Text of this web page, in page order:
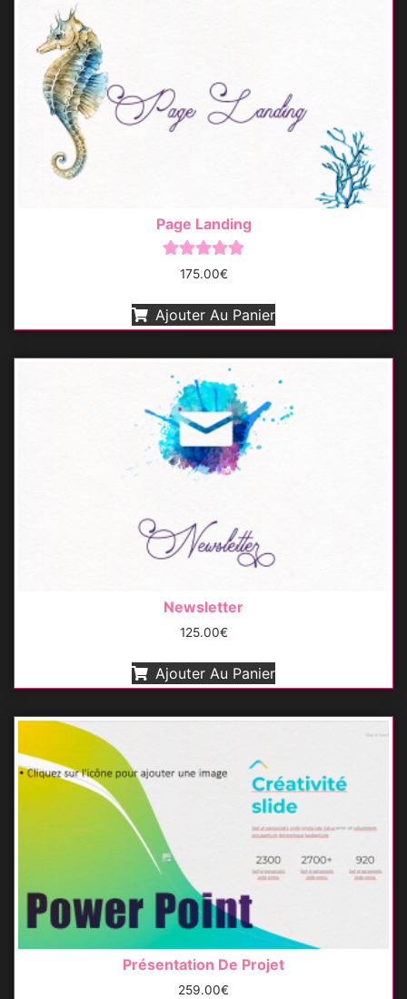
Page Landing
Note
175.00€
Ajouter Au Panier
Newsletter
125.00€
Ajouter Au Panier
Présentation De Projet
259.00€